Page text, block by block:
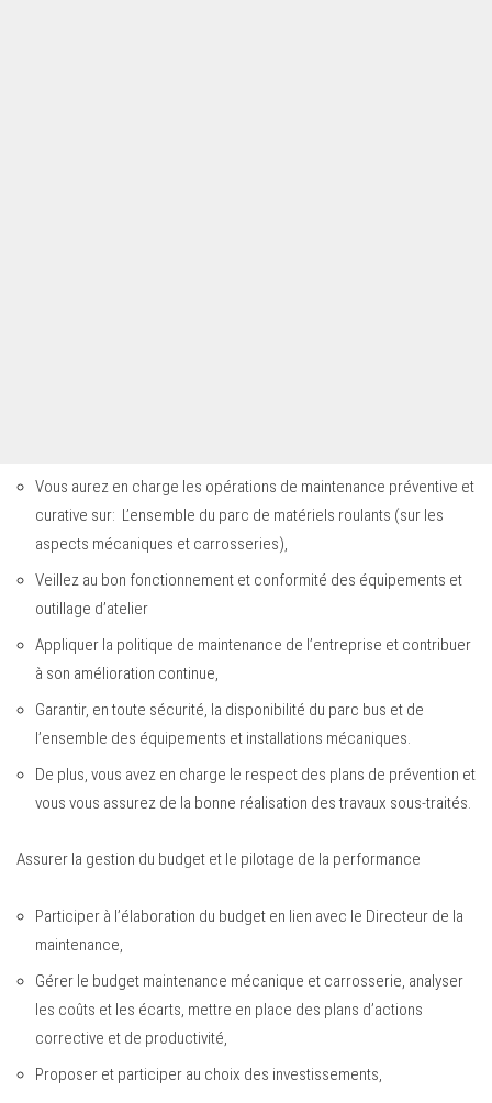
Vous aurez en charge les opérations de maintenance préventive et
curative sur: L’ensemble du parc de matériels roulants (sur les
aspects mécaniques et carrosseries),
Veillez au bon fonctionnement et conformité des équipements et
outillage d’atelier
Appliquer la politique de maintenance de l’entreprise et contribuer
à son amélioration continue,
Garantir, en toute sécurité, la disponibilité du parc bus et de
l’ensemble des équipements et installations mécaniques.
De plus, vous avez en charge le respect des plans de prévention et
vous vous assurez de la bonne réalisation des travaux sous-traités.
Assurer la gestion du budget et le pilotage de la performance
Participer à l’élaboration du budget en lien avec le Directeur de la
maintenance,
Gérer le budget maintenance mécanique et carrosserie, analyser
les coûts et les écarts, mettre en place des plans d’actions
corrective et de productivité,
Proposer et participer au choix des investissements,